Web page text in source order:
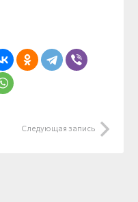
Следующая запись